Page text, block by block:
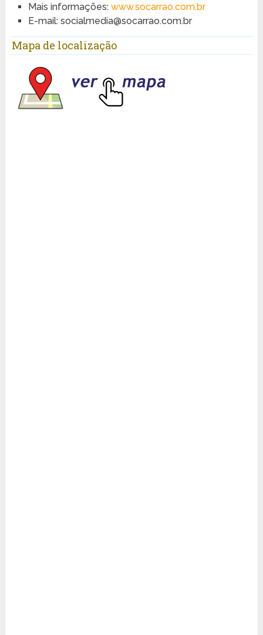
Mais informações: www.socarrao.com.br
E-mail: socialmedia@socarrao.com.br
Mapa de localização